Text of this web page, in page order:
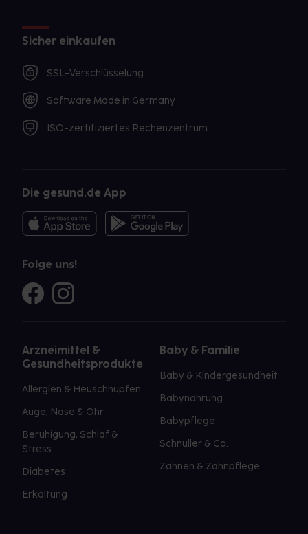
Sicher einkaufen
SSL-Verschlüsselung
Software Made in Germany
ISO-zertifiziertes Rechenzentrum
Die gesund.de App
Folge uns!
Arzneimittel &
Gesundheitsprodukte
Allergien & Heuschnupfen
Auge, Nase & Ohr
Beruhigung, Schlaf &
Stress
Diabetes
Erkältung
Baby & Familie
Baby & Kindergesundheit
Babynahrung
Babypflege
Schnuller & Co.
Zahnen & Zahnpflege